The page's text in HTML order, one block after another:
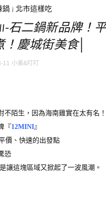
鍋| 北市這樣吃
石二鍋新品牌！
慶城街美食│
11 小美&叮叮
不陌生，因為海南雞實在太有名！
『12MINI 』
價、快速的出發點
恐
讓這塊區域又掀起了一波風潮。